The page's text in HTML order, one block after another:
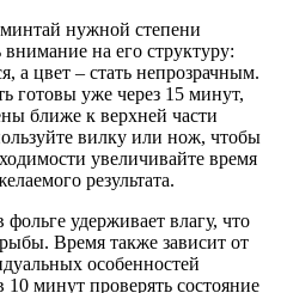
нужной степени
на его структуру:
а цвет – стать непрозрачным.
готовы уже через 15 минут,
ближе к верхней части
вилку или нож, чтобы
увеличивайте время
результата.
удерживает влагу, что
Время также зависит от
особенностей
10 минут проверять состояние